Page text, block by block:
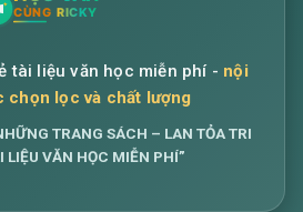
tài liệu văn học miễn phí - nội
chọn lọc và chất lượng
TRANG SÁCH – LAN TỎA TRI
LIỆU VĂN HỌC MIỄN PHÍ”